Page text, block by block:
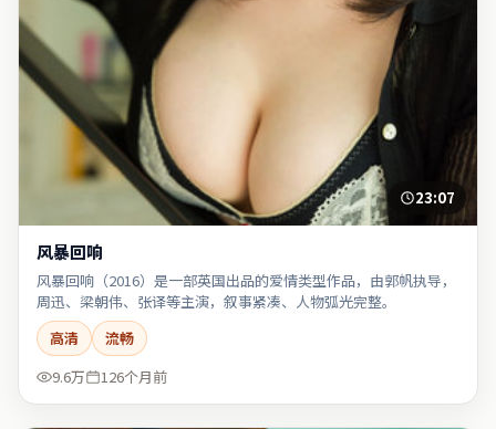
23:07
风暴回响
风暴回响（2016）是一部英国出品的爱情类型作品，由郭帆执导，
周迅、梁朝伟、张译等主演，叙事紧凑、人物弧光完整。
高清
流畅
9.6万
126个月前